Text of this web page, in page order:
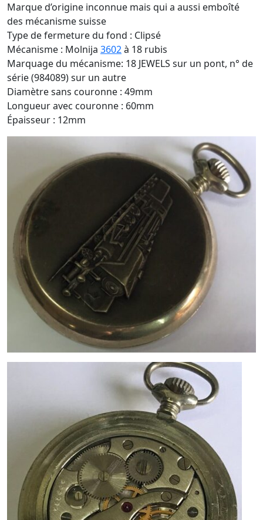
Marque d’origine inconnue mais qui a aussi emboîté
des mécanisme suisse
Type de fermeture du fond : Clipsé
Mécanisme : Molnija 3602à 18 rubis
Marquage du mécanisme: 18 JEWELS sur un pont, n° de
série (984089) sur un autre
Diamètre sans couronne : 49mm
Longueur avec couronne : 60mm
Épaisseur : 12mm